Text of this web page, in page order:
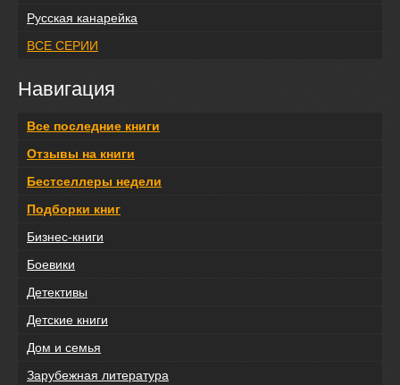
Русская канарейка
ВСЕ СЕРИИ
Навигация
Все последние книги
Отзывы на книги
Бестселлеры недели
Подборки книг
Бизнес-книги
Боевики
Детективы
Детские книги
Дом и семья
Зарубежная литература